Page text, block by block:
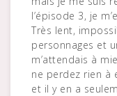
l’épisode 3, je
Très lent,
personnages et
m’attendais à
ne perdez rien à
et il y en a